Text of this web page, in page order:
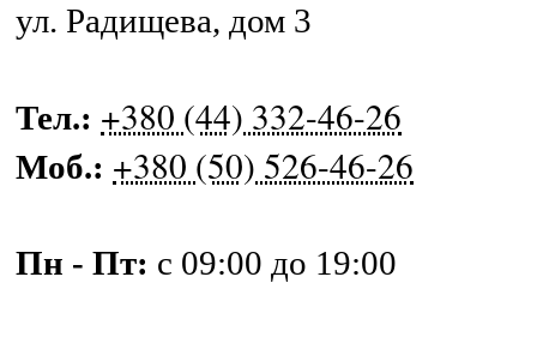
ул. Радищева, дом 3
Тел.: +380 (44) 332-46-26
Моб.: +380 (50) 526-46-26
Пн - Пт: с 09:00 до 19:00